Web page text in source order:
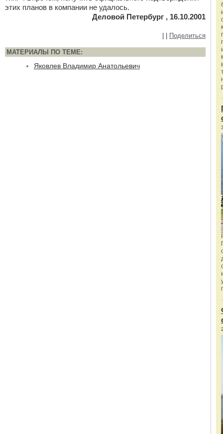
этих планов в компании не удалось.
Деловой Петербург , 16.10.2001
Поделиться
МАТЕРИАЛЫ ПО ТЕМЕ:
Яковлев Владимир Анатольевич